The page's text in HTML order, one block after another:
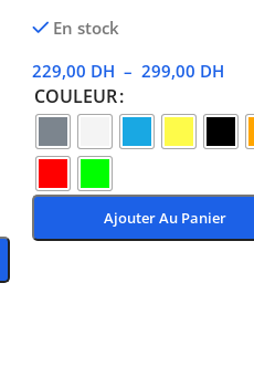
En stock
229,00 DH – 299,00 DH
COULEUR
Ajouter Au Panier